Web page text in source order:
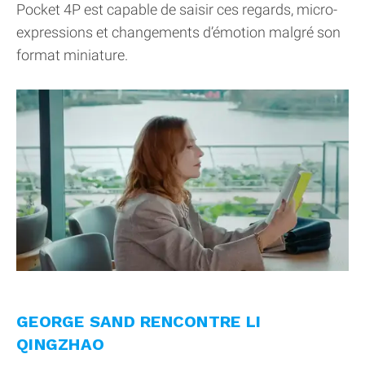
Pocket 4P est capable de saisir ces regards, micro-
expressions et changements d’émotion malgré son
format miniature.
GEORGE SAND RENCONTRE LI
QINGZHAO